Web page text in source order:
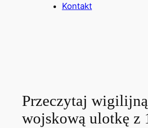
Kontakt
Przeczytaj wigilijną
wojskową ulotkę z